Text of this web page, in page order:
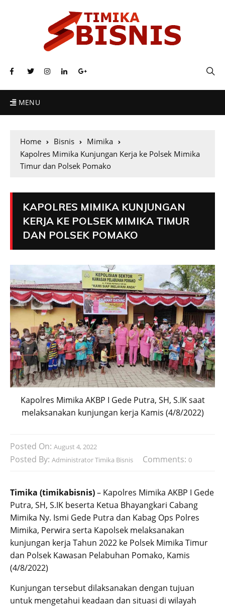
MENU
Home Bisnis
Mimika
Kapolres Mimika Kunjungan Kerja ke Polsek Mimika
Timur dan Polsek Pomako
KAPOLRES MIMIKA KUNJUNGAN
KERJA KE POLSEK MIMIKA TIMUR
DAN POLSEK POMAKO
Kapolres Mimika AKBP I Gede Putra, SH, S.IK saat
melaksanakan kunjungan kerja Kamis (4/8/2022)
Posted On: August 4, 2022
Posted By: Administrator Timika Bisnis Comments: 0
Timika (timikabisnis)– Kapolres Mimika AKBP I Gede
Putra, SH, S.IK beserta Ketua Bhayangkari Cabang
Mimika Ny. Ismi Gede Putra dan Kabag Ops Polres
Mimika, Perwira serta Kapolsek melaksanakan
kunjungan kerja Tahun 2022 ke Polsek Mimika Timur
dan Polsek Kawasan Pelabuhan Pomako, Kamis
(4/8/2022)
Kunjungan tersebut dilaksanakan dengan tujuan
untuk mengetahui keadaan dan situasi di wilayah